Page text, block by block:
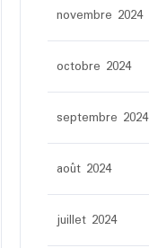
novembre 2024
octobre 2024
septembre 2024
août 2024
juillet 2024